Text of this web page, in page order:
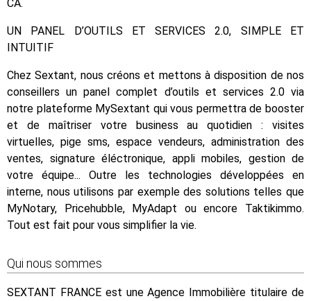
CA.
UN PANEL D’OUTILS ET SERVICES 2.0, SIMPLE ET
INTUITIF
Chez Sextant, nous créons et mettons à disposition de nos
conseillers un panel complet d’outils et services 2.0 via
notre plateforme MySextant qui vous permettra de booster
et de maîtriser votre business au quotidien : visites
virtuelles, pige sms, espace vendeurs, administration des
ventes, signature éléctronique, appli mobiles, gestion de
votre équipe... Outre les technologies développées en
interne, nous utilisons par exemple des solutions telles que
MyNotary, Pricehubble, MyAdapt ou encore Taktikimmo.
Tout est fait pour vous simplifier la vie.
Qui nous sommes
SEXTANT FRANCE est une Agence Immobilière titulaire de